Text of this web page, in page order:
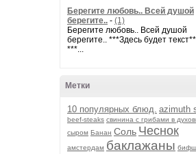
Берегите любовь.. Всей душой
берегите.. - (1)
Берегите любовь.. Всей душой
берегите.. ***Здесь будет
***...
Метки
10 популярных блюд. azimuth
beef-stеаks cвинина с грибами в
сыром Банан Соль Чеснок
амстердам баклажаны